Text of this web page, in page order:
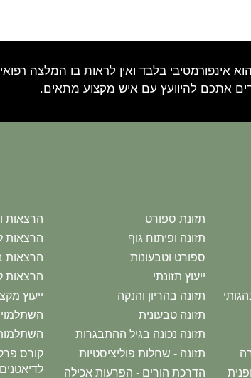
בלבד ואין לראות בו המלצה
אתכם להיוועץ עם איש מקצוע מתאים.
תזונת ספורט
תזונה ופיתוח גוף
ספורט וטבעונות
ייעוץ תזונתי
תזונה בהריון והנקה
תזונה טבעונית
תזונה נכונה בגיל ההתבגרות
תזונה - שחלות פוליציסטיות
הדרכת הורים - הפרעות אכילה
הרצאות
הרצאות
הרצאות
הרצאות
ייעוץ
קורס
לדיאטנים